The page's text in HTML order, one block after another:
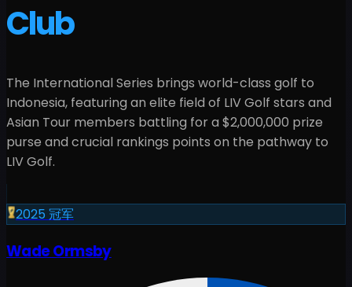
Club
The International Series brings world-class golf to
Indonesia, featuring an elite field of LIV Golf stars and
Asian Tour members battling for a $2,000,000 prize
purse and crucial rankings points on the pathway to
LIV Golf.
2025 冠军
Wade Ormsby